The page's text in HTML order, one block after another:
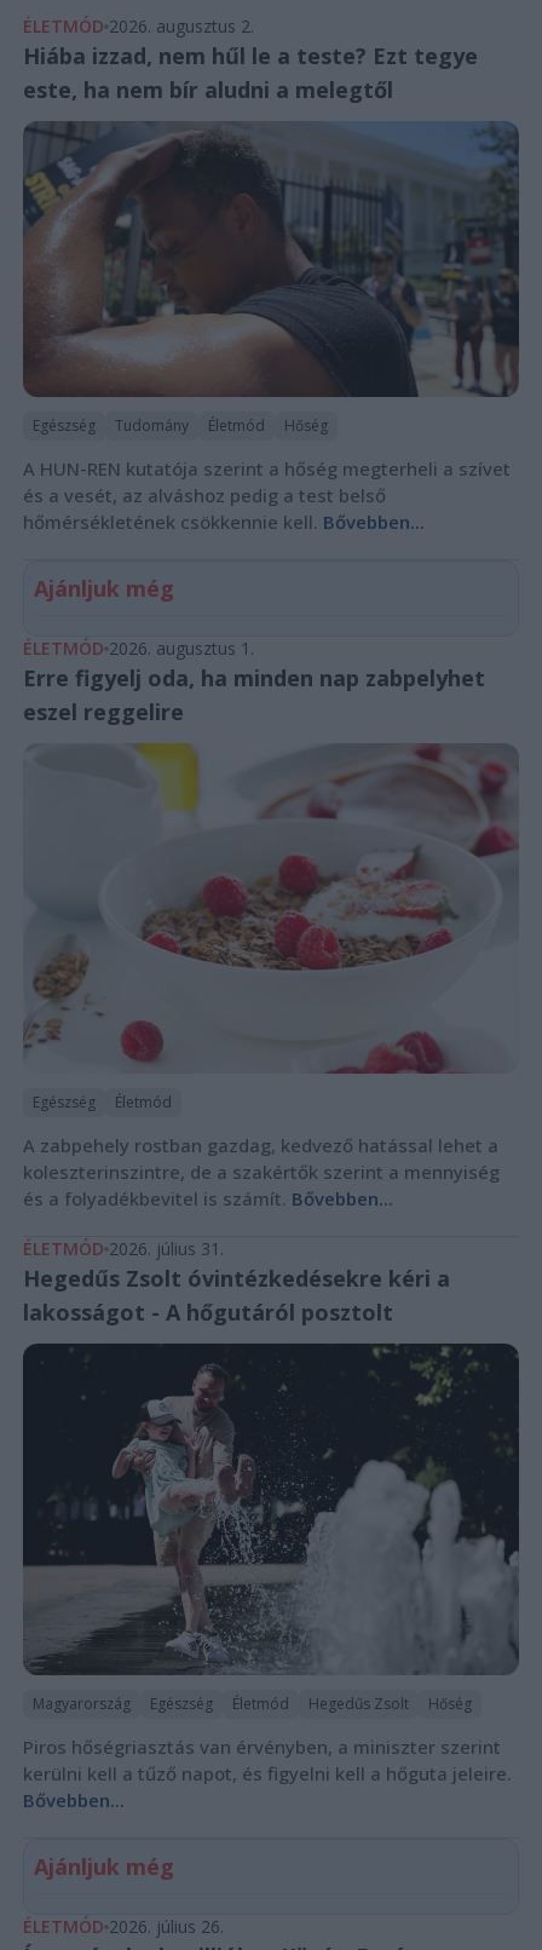
ÉLETMÓD 2026. augusztus 2.
Hiába izzad, nem hűl le a teste? Ezt tegye
este, ha nem bír aludni a melegtől
Egészség Tudomány Életmód Hőség
A HUN-REN kutatója szerint a hőség megterheli a szívet
és a vesét, az alváshoz pedig a test belső
hőmérsékletének csökkennie kell. Bővebben...
Ajánljuk még
ÉLETMÓD 2026. augusztus 1.
Erre figyelj oda, ha minden nap zabpelyhet
eszel reggelire
Egészség Életmód
A zabpehely rostban gazdag, kedvező hatással lehet a
koleszterinszintre, de a szakértők szerint a mennyiség
és a folyadékbevitel is számít. Bővebben...
ÉLETMÓD 2026. július 31.
Hegedűs Zsolt óvintézkedésekre kéri a
lakosságot - A hőgutáról posztolt
Magyarország Egészség Életmód Hegedűs Zsolt Hőség
Piros hőségriasztás van érvényben, a miniszter szerint
kerülni kell a tűző napot, és figyelni kell a hőguta jeleire.
Bővebben...
Ajánljuk még
ÉLETMÓD 2026. július 26.